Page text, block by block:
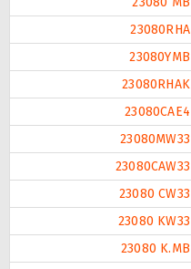
23080RHA
23080YMB
23080RHAK
23080CAE4
23080MW33
23080CAW33
23080 CW33
23080 KW33
23080 K.MB